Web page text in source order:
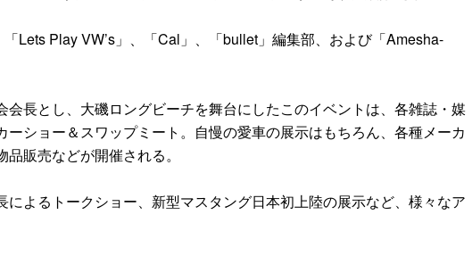
Lets Play VW’s」、「Cal」、「bullet」編集部、および「Amesha-
長とし、大磯ロングビーチを舞台にしたこのイベントは、各雑誌・媒
ショー＆スワップミート。自慢の愛車の展示はもちろん、各種メーカ
販売などが開催される。
よるトークショー、新型マスタング日本初上陸の展示など、様々なア